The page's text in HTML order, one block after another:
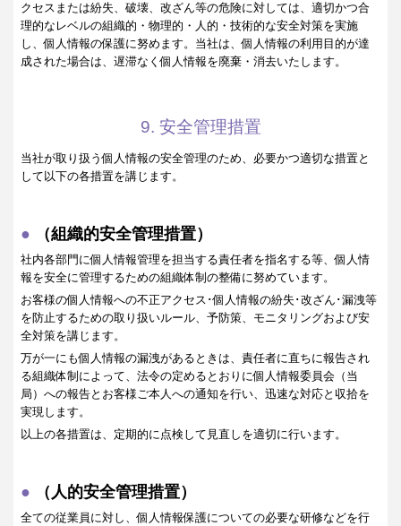
クセスまたは紛失、破壊、改ざん等の危険に対しては、適切かつ合
理的なレベルの組織的・物理的・人的・技術的な安全対策を実施
し、個人情報の保護に努めます。当社は、個人情報の利用目的が達
成された場合は、遅滞なく個人情報を廃棄・消去いたします。
9. 安全管理措置
当社が取り扱う個人情報の安全管理のため、必要かつ適切な措置と
して以下の各措置を講じます。
（組織的安全管理措置）
社内各部門に個人情報管理を担当する責任者を指名する等、個人情
報を安全に管理するための組織体制の整備に努めています。
お客様の個人情報への不正アクセス･個人情報の紛失･改ざん･漏洩等
を防止するための取り扱いルール、予防策、モニタリングおよび安
全対策を講じます。
万が一にも個人情報の漏洩があるときは、責任者に直ちに報告され
る組織体制によって、法令の定めるとおりに個人情報委員会（当
局）への報告とお客様ご本人への通知を行い、迅速な対応と収拾を
実現します。
以上の各措置は、定期的に点検して見直しを適切に行います。
（人的安全管理措置）
全ての従業員に対し、個人情報保護についての必要な研修などを行